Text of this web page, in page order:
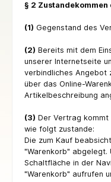
§ 2
(1) Gegenstand des
(2) Bereits mit dem
unserer Internetseite
verbindliches Angebot
über das Online-
Artikelbeschreibung
(3) Der Vertrag kommt
wie folgt zustande:
Die zum Kauf
"Warenkorb" abgelegt.
Schaltfläche in der
"Warenkorb" aufrufen